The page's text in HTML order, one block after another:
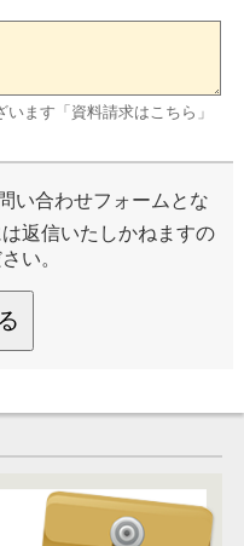
ます「資料請求はこちら」
い合わせフォームとな
返信いたしかねますの
い。